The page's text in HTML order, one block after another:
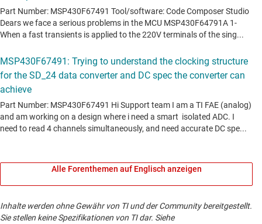
Alle Forenthemen auf Englisch anzeigen
Inhalte werden ohne Gewähr von TI und der Community bereitgestellt.
Sie stellen keine Spezifikationen von TI dar. Siehe